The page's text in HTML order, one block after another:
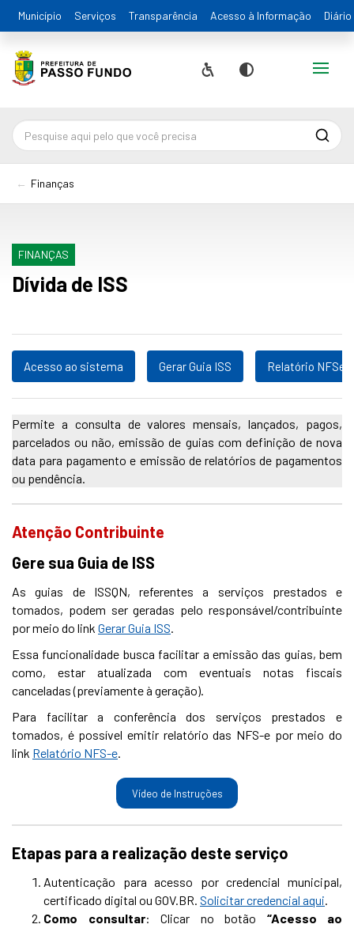
Município Serviços Transparência Acesso à Informação
Acessibilidade
Contraste
Alternar
Finanças
FINANÇAS
Dívida de ISS
Acesso ao sistema Gerar Guia ISS Relatório NFSe
Permite a consulta de valores mensais, lançados, pagos,
parcelados ou não, emissão de guias com definição de nova
data para pagamento e emissão de relatórios de pagamentos
ou pendência.
Atenção Contribuinte
Gere sua Guia de ISS
As guias de ISSQN, referentes a serviços prestados e
tomados, podem ser geradas pelo responsável/contribuinte
por meio do link Gerar Guia ISS.
Essa funcionalidade busca facilitar a emissão das guias, bem
como, estar atualizada com eventuais notas fiscais
canceladas (previamente à geração).
Para facilitar a conferência dos serviços prestados e
tomados, é possível emitir relatório das NFS-e por meio do
link Relatório NFS-e.
Vídeo de Instruções
Etapas para a realização deste serviço
Autenticação para acesso por credencial municipal,
certificado digital ou GOV.BR. Solicitar credencial aqui.
Como consultar: Clicar no botão “Acesso ao